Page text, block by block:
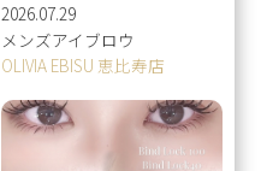
2026.07.29
メンズアイブロウ
OLIVIA EBISU 恵比寿店